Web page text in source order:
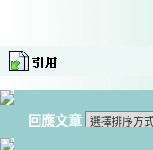
回應文章